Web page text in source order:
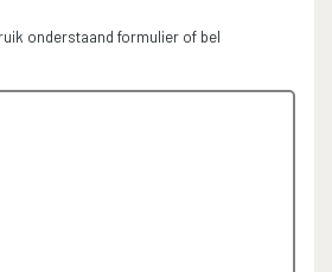
onderstaand formulier of bel